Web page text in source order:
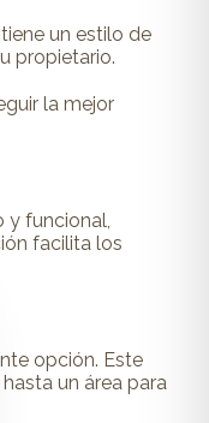
un estilo de
propietario.
la mejor
y funcional,
facilita los
opción. Este
un área para